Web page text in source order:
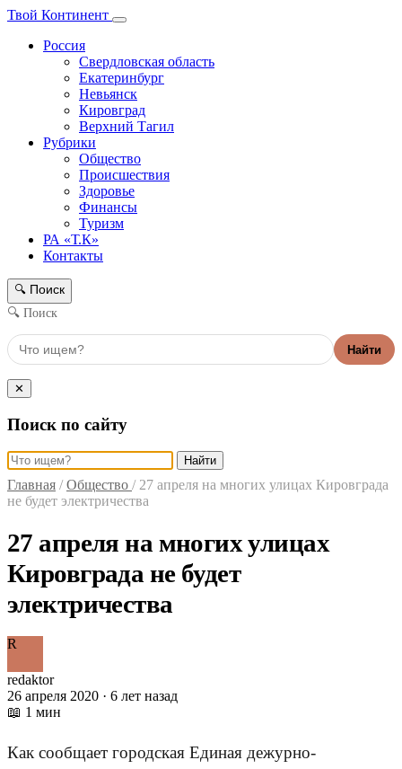
Твой Континент
Россия
Свердловская область
Екатеринбург
Невьянск
Кировград
Верхний Тагил
Рубрики
Общество
Происшествия
Здоровье
Финансы
Туризм
РА «Т.К»
Контакты
🔍 Поиск
🔍 Поиск
Найти
✕
Поиск по сайту
Найти
Главная / Общество / 27 апреля на многих улицах Кировграда
не будет электричества
27 апреля на многих улицах
Кировграда не будет
электричества
R
redaktor
26 апреля 2020 · 6 лет назад
📖 1 мин
Как сообщает городская Единая дежурно-